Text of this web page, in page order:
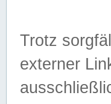
Trotz
externer